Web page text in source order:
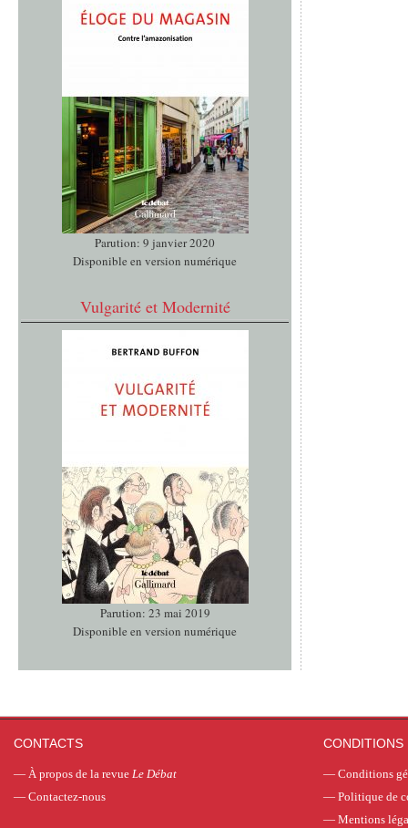
Parution: 9 janvier 2020
Disponible en version numérique
Vulgarité et Modernité
Parution: 23 mai 2019
Disponible en version numérique
CONTACTS
— À propos de la revue Le Débat
— Contactez-nous
CONDITIONS
— Conditions
— Politique de
— Mentions